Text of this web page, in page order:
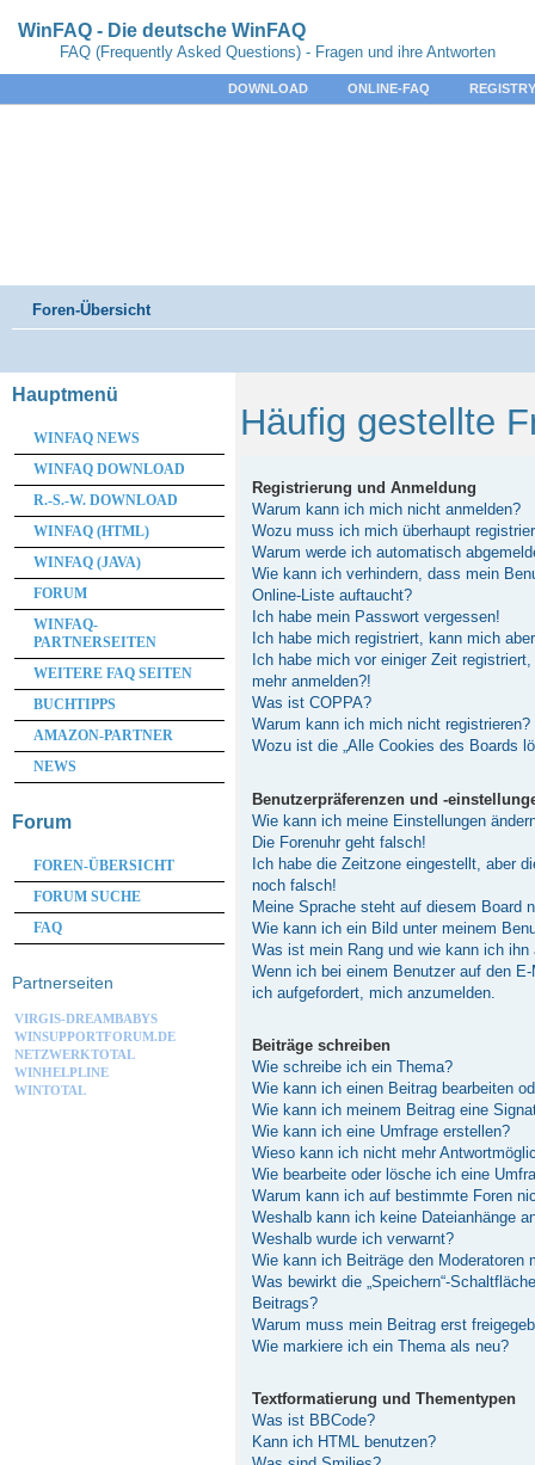
WinFAQ - Die deutsche WinFAQ
FAQ (Frequently Asked Questions) - Fragen und ihre Antworten
DOWNLOAD ONLINE-FAQ
Foren-Übersicht
Häufig gestellte
Registrierung und Anmeldung
Warum kann ich mich nicht anmelden?
Wozu muss ich mich überhaupt
Warum werde ich automatisch
Wie kann ich verhindern, dass mein
Online-Liste auftaucht?
Ich habe mein Passwort vergessen!
Ich habe mich registriert, kann mich
Ich habe mich vor einiger Zeit
mehr anmelden?!
Was ist COPPA?
Warum kann ich mich nicht registrieren?
Wozu ist die „Alle Cookies des Boards
Benutzerpräferenzen und -
Wie kann ich meine Einstellungen
Die Forenuhr geht falsch!
Ich habe die Zeitzone eingestellt, aber
noch falsch!
Meine Sprache steht auf diesem Board
Wie kann ich ein Bild unter meinem
Was ist mein Rang und wie kann ich ihn
Wenn ich bei einem Benutzer auf den
ich aufgefordert, mich anzumelden.
Beiträge schreiben
Wie schreibe ich ein Thema?
Wie kann ich einen Beitrag bearbeiten
Wie kann ich meinem Beitrag eine
Wie kann ich eine Umfrage erstellen?
Wieso kann ich nicht mehr
Wie bearbeite oder lösche ich eine
Warum kann ich auf bestimmte Foren
Weshalb kann ich keine Dateianhänge
Weshalb wurde ich verwarnt?
Wie kann ich Beiträge den Moderatoren
Was bewirkt die „Speichern“-
Beitrags?
Warum muss mein Beitrag erst
Wie markiere ich ein Thema als neu?
Textformatierung und Thementypen
Was ist BBCode?
Kann ich HTML benutzen?
Hauptmenü
WINFAQ NEWS
WINFAQ DOWNLOAD
R.-S.-W. DOWNLOAD
WINFAQ (HTML)
WINFAQ (JAVA)
FORUM
WINFAQ-
PARTNERSEITEN
WEITERE FAQ SEITEN
BUCHTIPPS
AMAZON-PARTNER
NEWS
Forum
FOREN-ÜBERSICHT
FORUM SUCHE
FAQ
Partnerseiten
VIRGIS-DREAMBABYS
WINSUPPORTFORUM.DE
NETZWERKTOTAL
WINHELPLINE
WINTOTAL